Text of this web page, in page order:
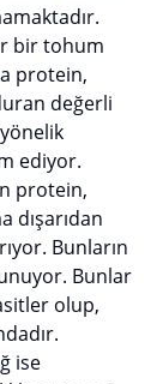
bir tohum
protein,
değerli
ediyor.
protein,
dışarıdan
Bunların
Bunlar
olup,
ise